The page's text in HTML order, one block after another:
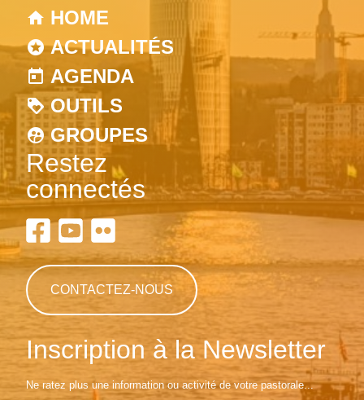
HOME
ACTUALITÉS
AGENDA
OUTILS
GROUPES
Restez
connectés
CONTACTEZ-NOUS
Inscription à la Newsletter
Ne ratez plus une information ou activité de votre pastorale...